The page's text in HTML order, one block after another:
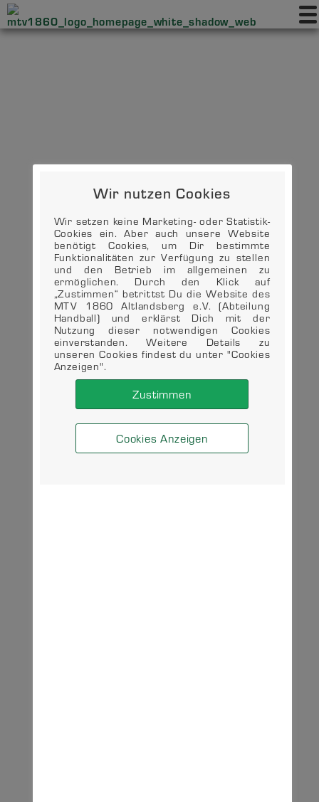
Wir nutzen Cookies
Wir setzen keine Marketing- oder Statistik-
Cookies ein. Aber auch unsere Website
benötigt Cookies, um Dir bestimmte
Funktionalitäten zur Verfügung zu stellen
und den Betrieb im allgemeinen zu
ermöglichen. Durch den Klick auf
„Zustimmen“ betrittst Du die Website des
MTV 1860 Altlandsberg e.V. (Abteilung
Handball) und erklärst Dich mit der
Nutzung dieser notwendigen Cookies
einverstanden. Weitere Details zu
unseren Cookies findest du unter "Cookies
Anzeigen".
Cookies Anzeigen
Zustimmen